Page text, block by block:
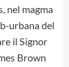
nel magma
urbana del
il Signor
Brown